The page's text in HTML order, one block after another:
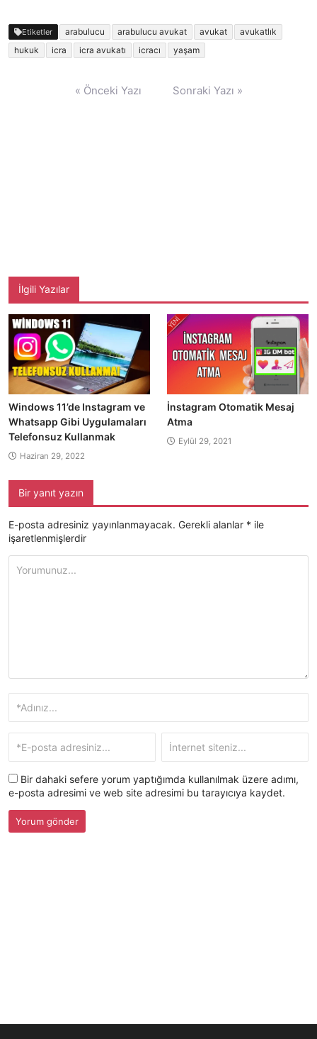
Etiketler arabulucu arabulucu avukat avukat
avukatlık
hukuk
icra icra avukatı icracı yaşam
« Önceki Yazı Sonraki Yazı »
İlgili Yazılar
Windows 11’de Instagram ve
Whatsapp Gibi Uygulamaları
Telefonsuz Kullanmak
Haziran 29, 2022
İnstagram Otomatik Mesaj
Atma
Eylül 29, 2021
Bir yanıt yazın
E-posta adresiniz yayınlanmayacak. Gerekli alanlar * ile
işaretlenmişlerdir
Bir dahaki sefere yorum yaptığımda kullanılmak üzere adımı,
e-posta adresimi ve web site adresimi bu tarayıcıya kaydet.